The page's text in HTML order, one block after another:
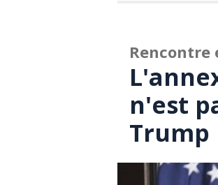
Rencontre
n'est
Trump